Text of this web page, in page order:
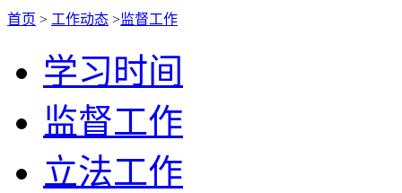
首页 > 工作动态 >监督工作
学习时间
监督工作
立法工作